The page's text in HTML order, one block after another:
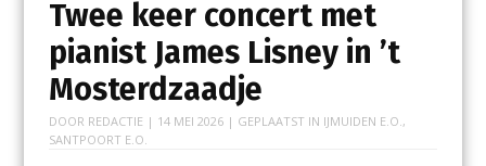
Twee keer concert met
pianist James Lisney in ’t
Mosterdzaadje
DOOR REDACTIE | 14 MEI 2026| GEPLAATST IN IJMUIDEN E.O. ,
SANTPOORT E.O.